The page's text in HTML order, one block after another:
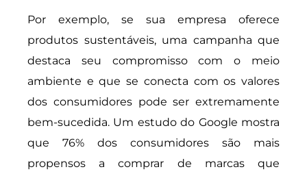
Por exemplo, se sua empresa oferece
produtos sustentáveis, uma campanha que
destaca seu compromisso com o meio
ambiente e que se conecta com os valores
dos consumidores pode ser extremamente
bem-sucedida. Um estudo do Google mostra
que 76% dos consumidores são mais
propensos a comprar de marcas que